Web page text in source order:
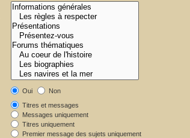
Oui
Non
Titres et messages
Messages uniquement
Titres uniquement
Premier message des sujets uniquement